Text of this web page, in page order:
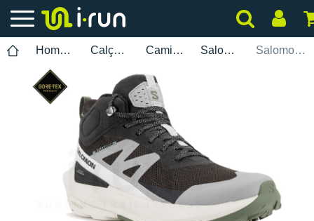
Homem Calçados Caminhada Salomon Salomon Elixir Activ Mid Gore-Tex M